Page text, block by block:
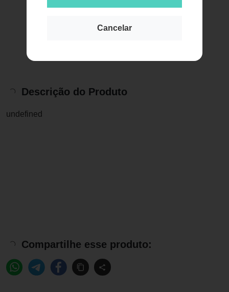
Cancelar
Descrição do Produto
undefined
Compartilhe esse produto: